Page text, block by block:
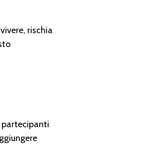
rischia
partecipanti